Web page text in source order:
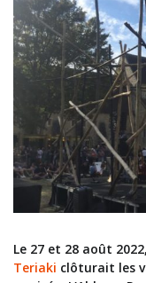
Le 27 et 28 août
Teriaki clôturait les